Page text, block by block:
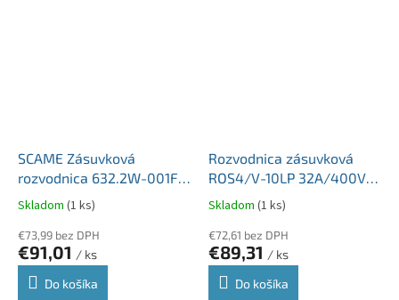
SCAME Zásuvková
rozvodnica 632.2W-001F3
3x230V istená s
chráničom 1xB16/1,1x FI
25/2 - B1
Skladom (1 ks)
€73,99 bez DPH
€91,01 / ks
Do košíka
Rozvodnica zásuvková
ROS4/V-10LP 32A/400V
5P, 2x16A 250V s
reverzným prepínačom
uzamknutie
Skladom (1 ks)
€72,61 bez DPH
€89,31 / ks
Do košíka